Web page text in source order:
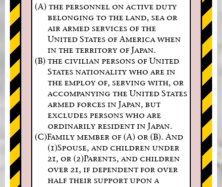
(A) the personnel on active duty
belonging to the land, sea or
air armed services of the
United States of America when
in the territory of Japan.
(B) the civilian persons of United
States nationality who are in
the employ of, serving with, or
accompanying the United States
armed forces in Japan, but
excludes persons who are
ordinarily resident in Japan.
(C)Family member of (A) or (B). And
(1)Spouse, and children under
21, or (2)Parents, and children
over 21, if dependent for over
half their support upon a